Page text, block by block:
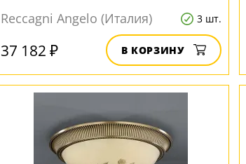
Reccagni Angelo (Италия)
3 шт.
37 182 ₽ В КОРЗИНУ